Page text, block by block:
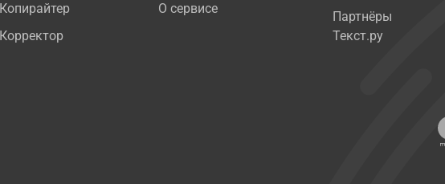
Копирайтер
Корректор
О сервисе
Партнёры
Текст.ру